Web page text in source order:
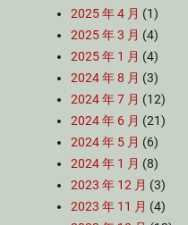
2025 年 4 月 (1)
2025 年 3 月 (4)
2025 年 1 月 (4)
2024 年 8 月 (3)
2024 年 7 月 (12)
2024 年 6 月 (21)
2024 年 5 月 (6)
2024 年 1 月 (8)
2023 年 12 月 (3)
2023 年 11 月 (4)